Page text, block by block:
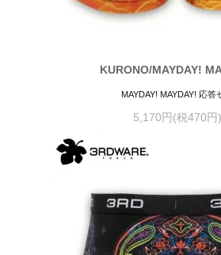
KURONO/MAYDAY!
MAYDAY! MAYDAY! 応答
5,170円(税470円)